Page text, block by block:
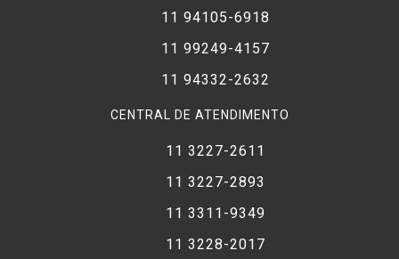
11 94105-6918
11 99249-4157
11 94332-2632
CENTRAL DE ATENDIMENTO
11 3227-2611
11 3227-2893
11 3311-9349
11 3228-2017